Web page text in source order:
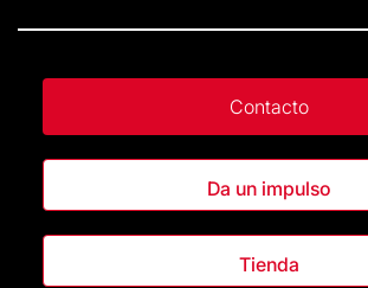
Contacto
Da un impulso
Tienda